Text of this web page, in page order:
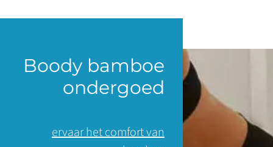
Boody bamboe
ondergoed
ervaar het comfort van